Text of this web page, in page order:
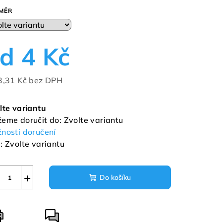
4 Kč
Kč bez DPH
variantu
doručit do: Zvolte variantu
doručení
Zvolte variantu
+ Do košíku